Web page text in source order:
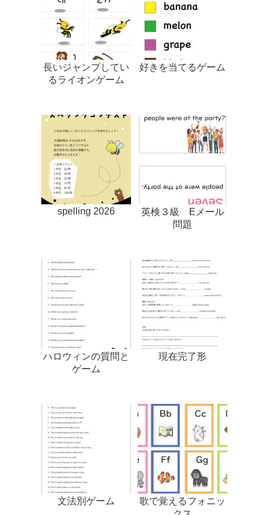
長いジャンプしてい
るライオンゲーム
好きを当てるゲーム
spelling 2026
英検３級 Eメール
問題
ハロウィンの質問と
ゲーム
現在完了形
文法別ゲーム
歌で覚えるフォニッ